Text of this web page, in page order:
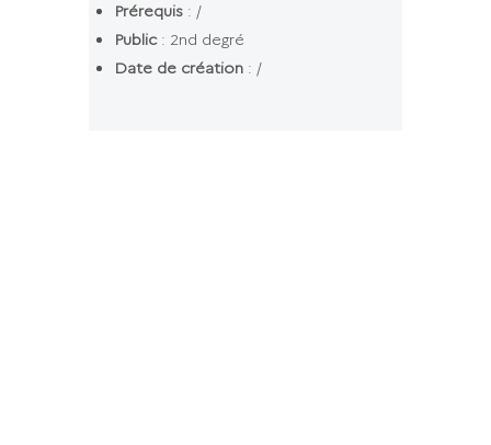
d Retour au sommaire
Prérequis: /
Public: 2nd degré
Date de création: /